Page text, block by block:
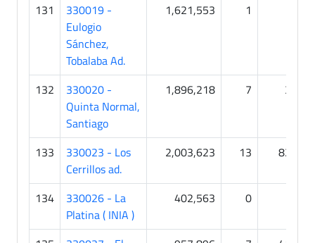
131
330019 -
Eulogio
Sánchez,
Tobalaba Ad.
1,621,553 1
132
330020 -
Quinta Normal,
Santiago
1,896,218 7 37
133
330023 - Los
Cerrillos ad.
2,003,623 13 821
134
330026 - La
Platina ( INIA )
402,563 0